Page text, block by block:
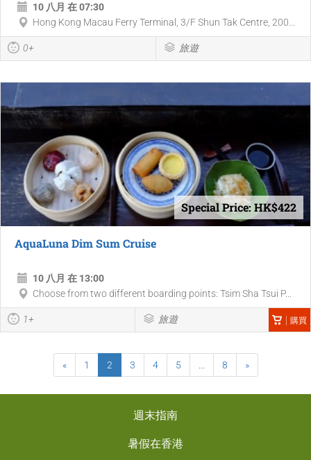
10 八月 在 07:30
Hong Kong Macau Ferry Terminal, 3/F Shun Tak Centre, 200...
0+ 旅遊
Special Price: HK$422
AquaLuna Dim Sum Cruise
10 八月 在 13:00
Choose from two different boarding points: Tsim Sha Tsui P...
1+ 旅遊 購買
« 1 2 3 4 5 ... 8 »
週末指南
暑假在香港